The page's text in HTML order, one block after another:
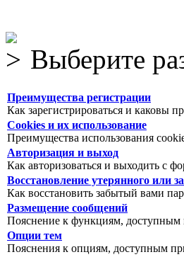
Выберите
Преимущества регистрации
Как зарегистрироваться и каковы
Cookies и их использование
Преимущества использования
Авторизация и выход
Как авторизоваться и выходить с
Восстановление утерянного или
Как восстановить забытый вами
Размещение сообщений
Пояснение к функциям,
Опции тем
Пояснения к опциям, доступным